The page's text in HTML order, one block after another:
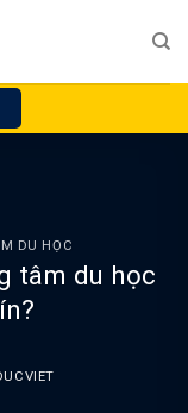
DU HỌC
tâm du học